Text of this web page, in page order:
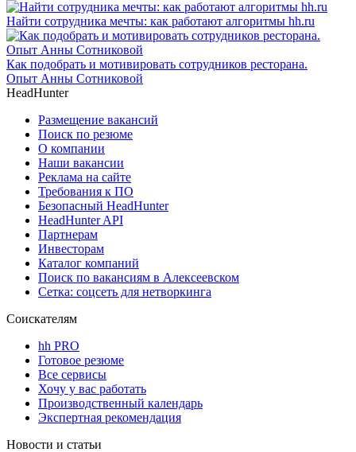
Найти сотрудника мечты: как работают алгоритмы hh.ru
Как подобрать и мотивировать сотрудников ресторана.
Опыт Анны Сотниковой
HeadHunter
Размещение вакансий
Поиск по резюме
О компании
Наши вакансии
Реклама на сайте
Требования к ПО
Безопасный HeadHunter
HeadHunter API
Партнерам
Инвесторам
Каталог компаний
Поиск по вакансиям в Алексеевском
Сетка: соцсеть для нетворкинга
Соискателям
hh PRO
Готовое резюме
Все сервисы
Хочу у вас работать
Производственный календарь
Экспертная рекомендация
Новости и статьи